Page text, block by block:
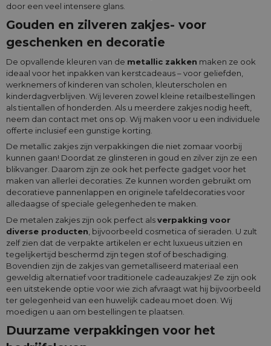
door een veel intensere glans.
Gouden en zilveren zakjes- voor
geschenken en decoratie
De opvallende kleuren van de metallic zakken maken ze ook
ideaal voor het inpakken van kerstcadeaus – voor geliefden,
werknemers of kinderen van scholen, kleuterscholen en
kinderdagverblijven. Wij leveren zowel kleine retailbestellingen
als tientallen of honderden. Als u meerdere zakjes nodig heeft,
neem dan contact met ons op. Wij maken voor u een individuele
offerte inclusief een gunstige korting.
De metallic zakjes zijn verpakkingen die niet zomaar voorbij
kunnen gaan! Doordat ze glinsteren in goud en zilver zijn ze een
blikvanger. Daarom zijn ze ook het perfecte gadget voor het
maken van allerlei decoraties. Ze kunnen worden gebruikt om
decoratieve pannenlappen en originele tafeldecoraties voor
alledaagse of speciale gelegenheden te maken.
De metalen zakjes zijn ook perfect alsverpakking voor
diverse producten , bijvoorbeeld cosmetica of sieraden. U zult
zelf zien dat de verpakte artikelen er echt luxueus uitzien en
tegelijkertijd beschermd zijn tegen stof of beschadiging.
Bovendien zijn de zakjes van gemetalliseerd materiaal een
geweldig alternatief voor traditionele cadeauzakjes! Ze zijn ook
een uitstekende optie voor wie zich afvraagt wat hij bijvoorbeeld
ter gelegenheid van een huwelijk cadeau moet doen. Wij
moedigen u aan om bestellingen te plaatsen.
Duurzame verpakkingen voor het